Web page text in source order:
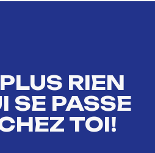
RIEN
SE PASSE
TOI!